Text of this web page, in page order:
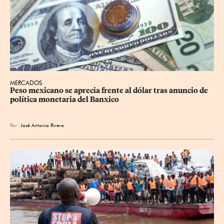
MERCADOS
Peso mexicano se aprecia frente al dólar tras anuncio de
política monetaria del Banxico
Por José Antonio Rivera